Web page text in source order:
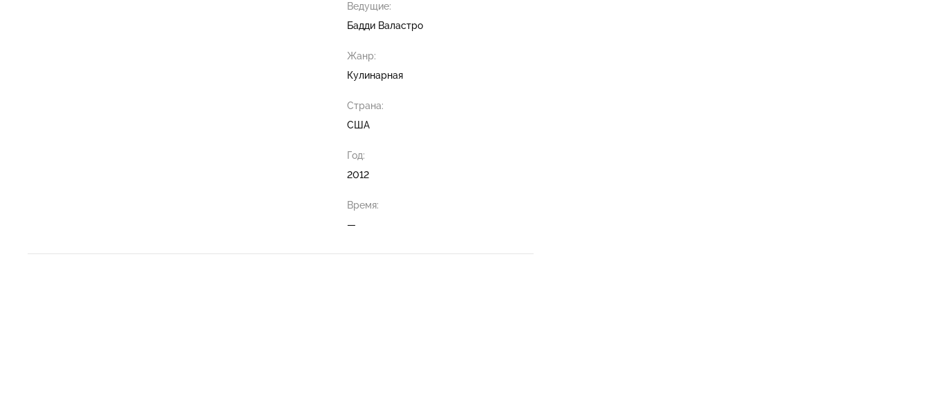
Ведущие:
Бадди Валастро
Жанр:
Кулинарная
Страна:
США
Год:
2012
Время:
—